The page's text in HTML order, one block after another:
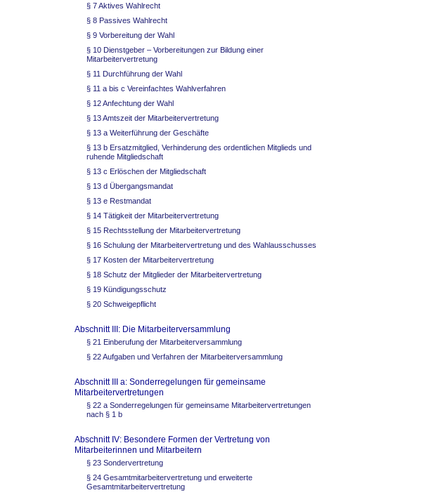
§ 7 Aktives Wahlrecht
§ 8 Passives Wahlrecht
§ 9 Vorbereitung der Wahl
§ 10 Dienstgeber – Vorbereitungen zur Bildung einer
Mitarbeitervertretung
§ 11 Durchführung der Wahl
§ 11 a bis c Vereinfachtes Wahlverfahren
§ 12 Anfechtung der Wahl
§ 13 Amtszeit der Mitarbeitervertretung
§ 13 a Weiterführung der Geschäfte
§ 13 b Ersatzmitglied, Verhinderung des ordentlichen Mitglieds und
ruhende Mitgliedschaft
§ 13 c Erlöschen der Mitgliedschaft
§ 13 d Übergangsmandat
§ 13 e Restmandat
§ 14 Tätigkeit der Mitarbeitervertretung
§ 15 Rechtsstellung der Mitarbeitervertretung
§ 16 Schulung der Mitarbeitervertretung und des Wahlausschusses
§ 17 Kosten der Mitarbeitervertretung
§ 18 Schutz der Mitglieder der Mitarbeitervertretung
§ 19 Kündigungsschutz
§ 20 Schweigepflicht
Abschnitt III: Die Mitarbeiterversammlung
§ 21 Einberufung der Mitarbeiterversammlung
§ 22 Aufgaben und Verfahren der Mitarbeiterversammlung
Abschnitt III a: Sonderregelungen für gemeinsame
Mitarbeitervertretungen
§ 22 a Sonderregelungen für gemeinsame Mitarbeitervertretungen
nach § 1 b
Abschnitt IV: Besondere Formen der Vertretung von
Mitarbeiterinnen und Mitarbeitern
§ 23 Sondervertretung
§ 24 Gesamtmitarbeitervertretung und erweiterte
Gesamtmitarbeitervertretung